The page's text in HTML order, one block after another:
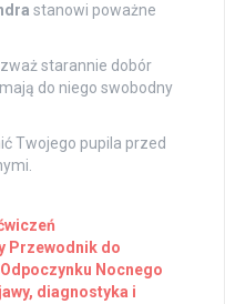
stanowi poważne
starannie dobór
do niego swobodny
Twojego pupila przed
Przewodnik do
Nocnego
diagnostyka i